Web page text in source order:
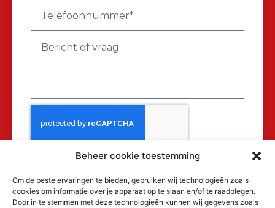
Beheer cookie toestemming
Om de beste ervaringen te bieden, gebruiken wij technologieën zoals
cookies om informatie over je apparaat op te slaan en/of te raadplegen.
Door in te stemmen met deze technologieën kunnen wij gegevens zoals
Verzenden